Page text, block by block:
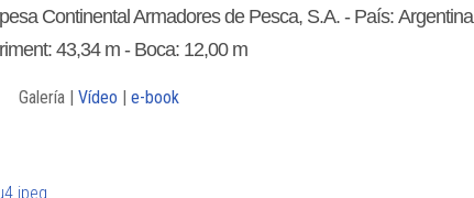
Continental Armadores de Pesca, S.A. - País: Argentina
43,34 m - Boca: 12,00 m
Galería |Vídeo |e-book